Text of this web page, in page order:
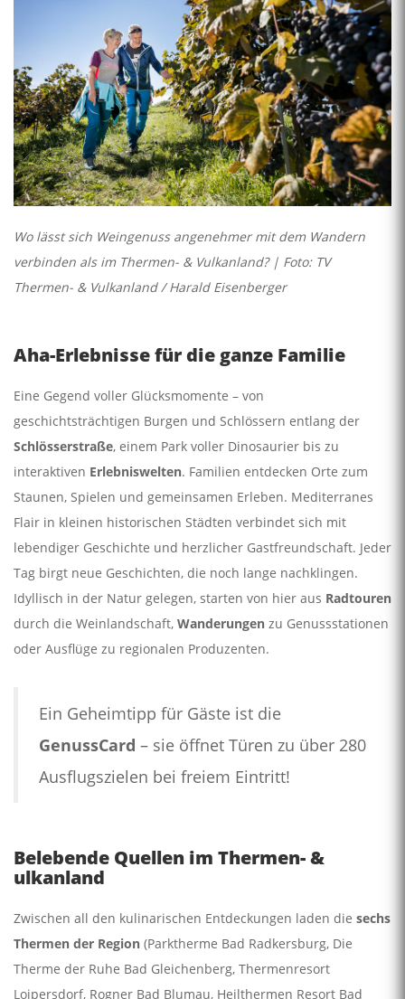
Wo lässt sich Weingenuss angenehmer mit dem Wandern
verbinden als im Thermen- & Vulkanland? | Foto: TV
Thermen- & Vulkanland / Harald Eisenberger
Aha-Erlebnisse für die ganze Familie
Eine Gegend voller Glücksmomente – von
geschichtsträchtigen Burgen und Schlössern entlang der
Schlösserstraße, einem Park voller Dinosaurier bis zu
interaktiven Erlebniswelten. Familien entdecken Orte zum
Staunen, Spielen und gemeinsamen Erleben. Mediterranes
Flair in kleinen historischen Städten verbindet sich mit
lebendiger Geschichte und herzlicher Gastfreundschaft. Jeder
Tag birgt neue Geschichten, die noch lange nachklingen.
Idyllisch in der Natur gelegen, starten von hier aus Radtouren
durch die Weinlandschaft, Wanderungen zu Genussstationen
oder Ausflüge zu regionalen Produzenten.
Ein Geheimtipp für Gäste ist die
GenussCard – sie öffnet Türen zu über 280
Ausflugszielen bei freiem Eintritt!
Belebende Quellen im Thermen- &
ulkanland
Zwischen all den kulinarischen Entdeckungen laden die sechs
Thermen der Region (Parktherme Bad Radkersburg, Die
Therme der Ruhe Bad Gleichenberg, Thermenresort
Loipersdorf, Rogner Bad Blumau, Heilthermen Resort Bad